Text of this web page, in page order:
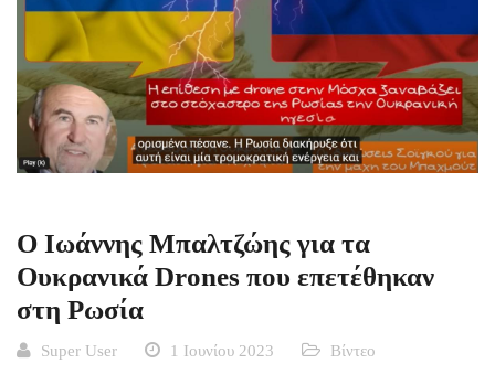
Ο Ιωάννης Μπαλτζώης για τα
Ουκρανικά Drones που επετέθηκαν
στη Ρωσία
Super User 1 Ιουνίου 2023 Βίντεο